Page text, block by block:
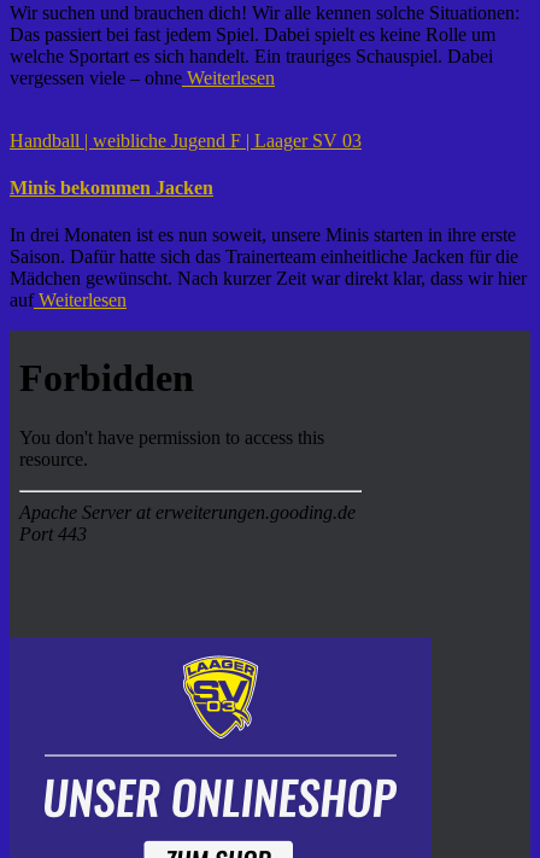
Wir suchen und brauchen dich! Wir alle kennen solche Situationen:
Das passiert bei fast jedem Spiel. Dabei spielt es keine Rolle um
welche Sportart es sich handelt. Ein trauriges Schauspiel. Dabei
vergessen viele – ohne Weiterlesen
Handball | weibliche Jugend F | Laager SV 03
Minis bekommen Jacken
In drei Monaten ist es nun soweit, unsere Minis starten in ihre erste
Saison. Dafür hatte sich das Trainerteam einheitliche Jacken für die
Mädchen gewünscht. Nach kurzer Zeit war direkt klar, dass wir hier
aufWeiterlesen